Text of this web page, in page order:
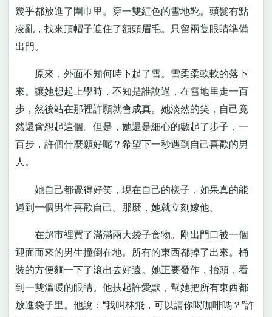
幾乎都放進了圍巾里。穿一雙紅色的雪地靴。頭髮有點
凌亂，找來頂帽子遮住了額頭眉毛。只留兩隻眼睛準備
出門。
原來，外面不知何時下起了雪。雪柔柔軟軟的落下
來。讓她想起上學時，不知是誰說過，在雪地里走一百
步，然後站在那裡許願就會成真。她淡然的笑，自己竟
然還會想起這個。但是，她還是細心的數起了步子，一
百步，許個什麼願好呢？希望下一秒遇到自己喜歡的男
人。
她自己都覺得好笑，現在自己的樣子，如果真的能
遇到一個男生喜歡自己。那麼，她就立刻嫁他。
在超市裡買了滿滿兩大袋子食物。剛出門口被一個
迎面而來的男生撞倒在地。所有的東西都掉了出來。桶
裝的方便麵一下了滾出去好遠。她正要發作，抬頭，看
到一雙溫暖的眼睛。他扶起許愛默，幫她把所有東西都
放進袋子里。他說：“我叫林飛，可以請你喝咖啡嗎？”許